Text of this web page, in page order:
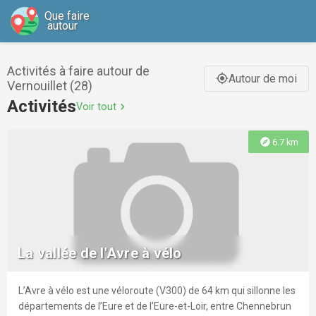
Que faire
autour
Activités à faire autour de
Vernouillet (28)
gps_fixedAutour de moi
ActivitésVoir tout chevron_right
explore 6.7 km
La vallée de l'Avre à vélo
L’Avre à vélo est une véloroute (V300) de 64 km qui sillonne les
départements de l’Eure et de l’Eure-et-Loir, entre Chennebrun